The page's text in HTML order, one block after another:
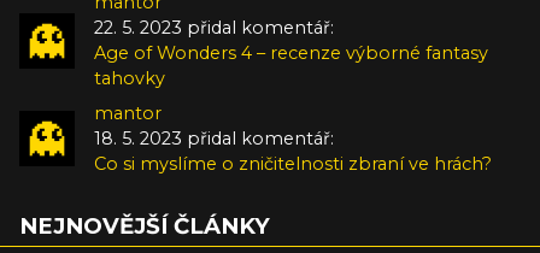
22. 5. 2023 přidal komentář:
Age of Wonders 4 – recenze výborné fantasy
tahovky
mantor
18. 5. 2023 přidal komentář:
Co si myslíme o zničitelnosti zbraní ve hrách?
NEJNOVĚJŠÍ ČLÁNKY